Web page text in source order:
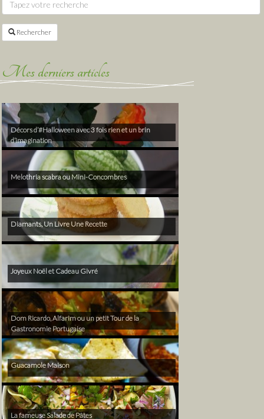
Rechercher
Mes derniers articles
Décors d’#Halloween avec 3 fois rien et un brin
d’imagination
Melothria scabra ou Mini-Concombres
Diamants, Un Livre Une Recette
Joyeux Noël et Cadeau Givré
Dom Ricardo, Alfarim ou un petit Tour de la
Gastronomie Portugaise
Guacamole Maison
La fameuse Salade de Pâtes